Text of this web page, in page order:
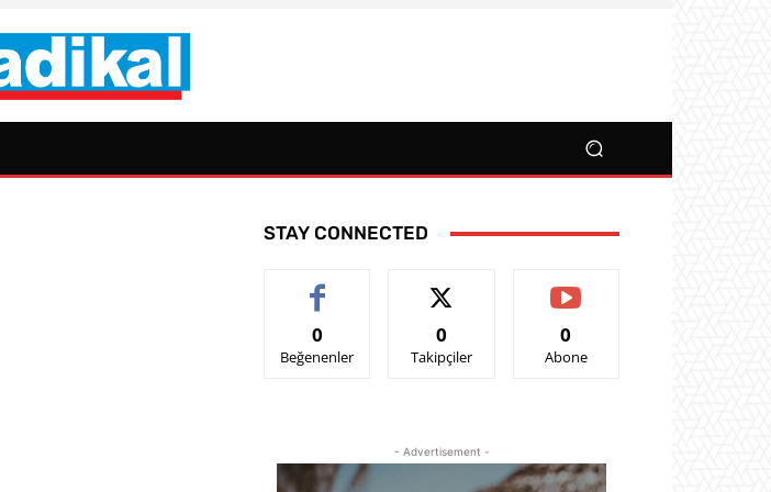
STAY CONNECTED
0
Beğenenler
0
Takipçiler
0
Abone
- Advertisement -